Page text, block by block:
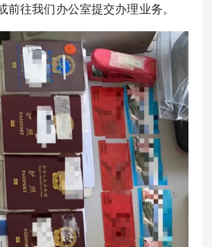
前往我们办公室提交办理业务。